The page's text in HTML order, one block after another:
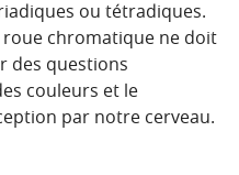
ou tétradiques.
chromatique ne doit
des questions
couleurs et le
par notre cerveau.